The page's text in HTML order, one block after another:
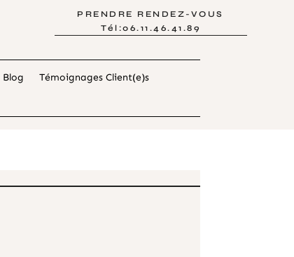
PRENDRE RENDEZ-VOUS
Tél:06.11.46.41.89
Blog
Témoignages Client(e)s